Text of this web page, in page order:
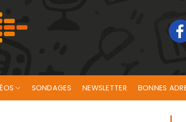
SONDAGES NEWSLETTER BONNES